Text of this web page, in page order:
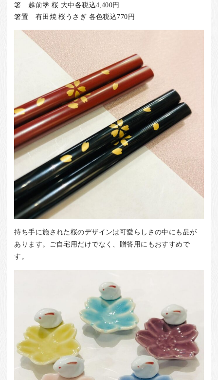
箸 越前塗 桜 大中各税込4,400円
箸置 有田焼 桜うさぎ 各色税込770円
持ち手に施された桜のデザインは可愛らしさの中にも品が
あります。ご自宅用だけでなく、贈答用にもおすすめで
す。